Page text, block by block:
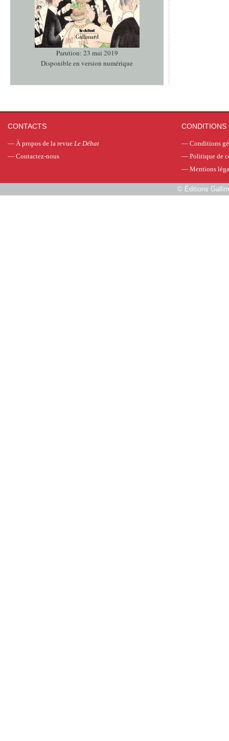
Parution: 23 mai 2019
Disponible en version numérique
CONTACTS
— À propos de la revue Le Débat
— Contactez-nous
CONDITIONS
— Conditions
— Politique de
— Mentions
© Éditions